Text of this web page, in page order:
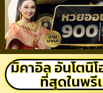
มิคาอิล อันโตนิ
ที่สุดในพรี